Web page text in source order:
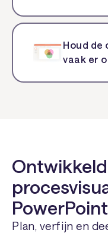
Houd de
vaak er
PowerPoint
Plan, verfijn en